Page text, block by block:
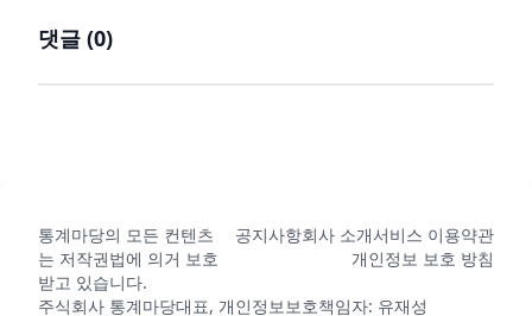
댓글 (0)
통계마당의 모든 컨텐츠
는 저작권법에 의거 보호
받고 있습니다.
공지사항회사 소개서비스 이용약관
개인정보 보호 방침
주식회사 통계마당대표, 개인정보보호책임자: 유재성